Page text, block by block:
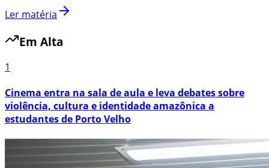
Ler matéria
Em Alta
1
Cinema entra na sala de aula e leva debates sobre
violência, cultura e identidade amazônica a
estudantes de Porto Velho